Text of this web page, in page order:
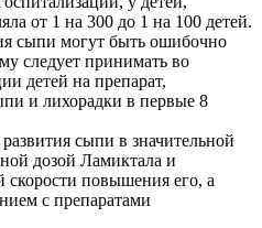
от 1 на 300 до 1 на 100 детей.
сыпи могут быть ошибочно
следует принимать во
детей на препарат,
и лихорадки в первые 8
сыпи в значительной
дозой Ламиктала и
повышения его, а
с препаратами